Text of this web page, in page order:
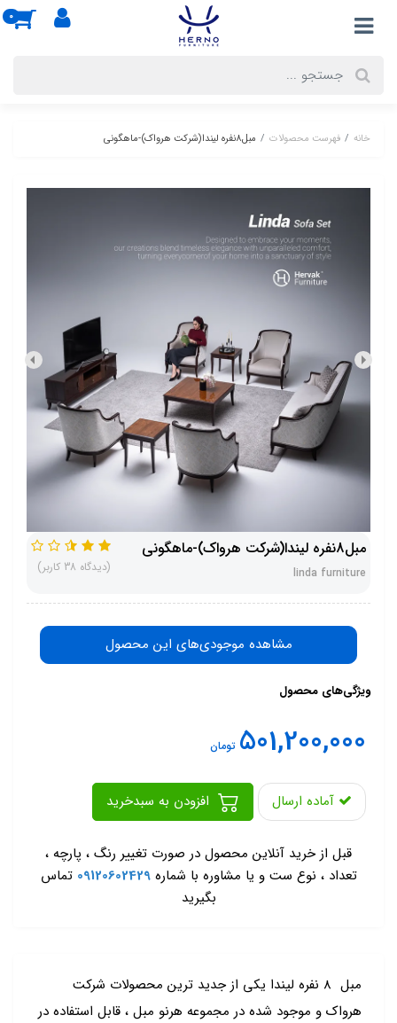
0
خانه فهرست محصولات مبل8نفره لیندا(شرکت هرواک)-ماهگونی
مبل8نفره لیندا(شرکت هرواک)-ماهگونی
linda furniture (دیدگاه 38 کاربر)
مشاهده موجودی‌های این محصول
ویژگی‌های محصول
501,200,000 تومان
آماده ارسال
قبل از خرید آنلاین محصول در صورت تغییر رنگ ، پارچه ،
تعداد ، نوع ست و یا مشاوره با شماره09120602429 تماس
بگیرید
مبل 8 نفره لیندا یکی از جدید ترین محصولات شرکت
هرواک و موجود شده در مجموعه هرنو مبل ، قابل استفاده در